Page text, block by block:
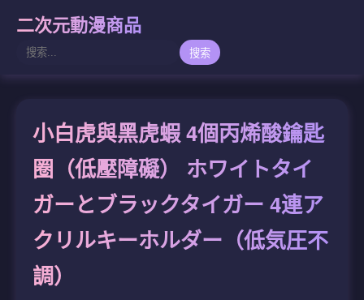
二次元動漫商品
搜索
小白虎與黑虎蝦 4個丙烯酸鑰匙
圈（低壓障礙） ホワイトタイ
ガーとブラックタイガー 4連ア
クリルキーホルダー（低気圧不
調）